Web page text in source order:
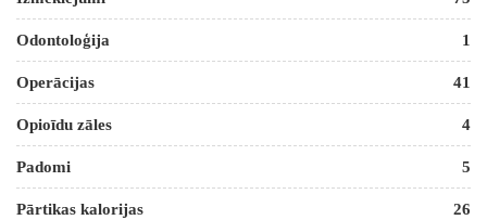
Odontoloģija 1
Operācijas 41
Opioīdu zāles 4
Padomi 5
Pārtikas kalorijas 26